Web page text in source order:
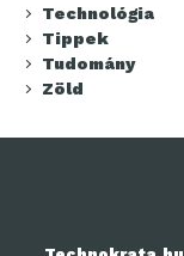
Technológia
Tippek
Tudomány
Zöld